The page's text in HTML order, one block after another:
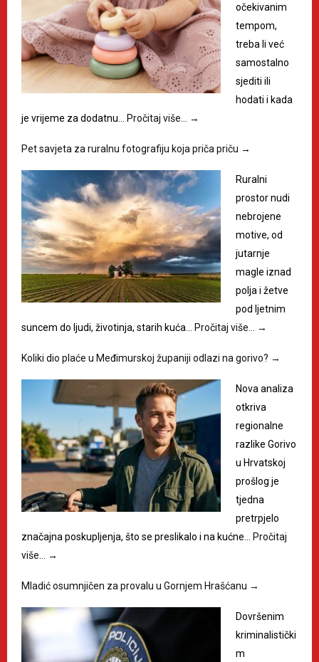
očekivanim
tempom,
treba li već
samostalno
sjediti ili
hodati i kada
je vrijeme za dodatnu…
Pročitaj više… →
Pet savjeta za ruralnu fotografiju koja priča priču →
Ruralni
prostor nudi
nebrojene
motive, od
jutarnje
magle iznad
polja i žetve
pod ljetnim
suncem do ljudi, životinja, starih kuća…
Pročitaj više… →
Koliki dio plaće u Međimurskoj županiji odlazi na gorivo? →
Nova analiza
otkriva
regionalne
razlike Gorivo
u Hrvatskoj
prošlog je
tjedna
pretrpjelo
značajna poskupljenja, što se preslikalo i na kućne…
Pročitaj
više…
→
Mladić osumnjičen za provalu u Gornjem Hrašćanu →
Dovršenim
kriminalistički
m